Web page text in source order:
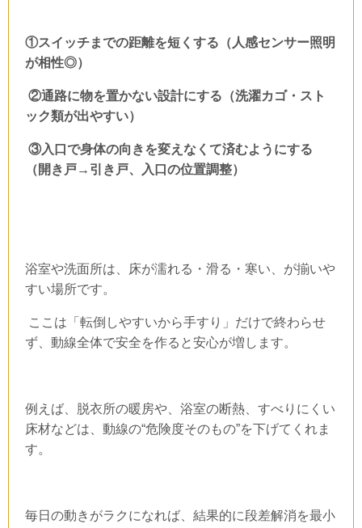
①スイッチまでの距離を短くする（人感センサー照明
が相性◎）
②通路に物を置かない設計にする（洗濯カゴ・スト
ック類が出やすい）
③入口で身体の向きを変えなくて済むようにする
（開き戸→引き戸、入口の位置調整）
浴室や洗面所は、床が濡れる・滑る・寒い、が揃いや
すい場所です。
ここは「転倒しやすいから手すり」だけで終わらせ
ず、動線全体で安全を作ると安心が増します。
例えば、脱衣所の暖房や、浴室の断熱、すべりにくい
床材などは、動線の“危険度そのもの”を下げてくれま
す。
毎日の動きがラクになれば、結果的に段差解消を最小